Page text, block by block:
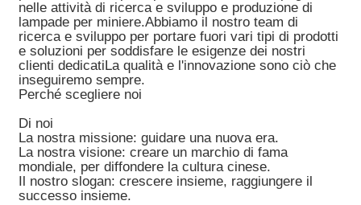
nelle attività di ricerca e sviluppo e produzione di
lampade per miniere.Abbiamo il nostro team di
ricerca e sviluppo per portare fuori vari tipi di prodotti
e soluzioni per soddisfare le esigenze dei nostri
clienti dedicatiLa qualità e l'innovazione sono ciò che
inseguiremo sempre.
Perché scegliere noi
Di noi
La nostra missione: guidare una nuova era.
La nostra visione: creare un marchio di fama
mondiale, per diffondere la cultura cinese.
Il nostro slogan: crescere insieme, raggiungere il
successo insieme.